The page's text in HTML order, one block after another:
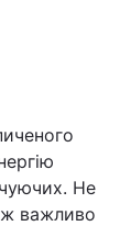
Не
важливо